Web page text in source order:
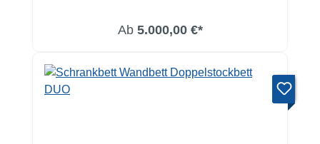
Ab 5.000,00 €*